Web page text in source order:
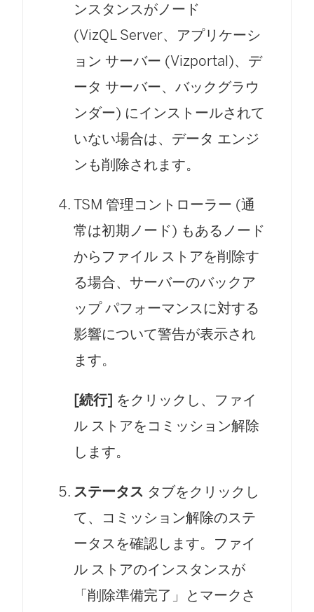
ンスタンスがノード
(VizQL Server、アプリケーシ
ョン サーバー (Vizportal)、デ
ータ サーバー、バックグラウ
ンダー) にインストールされて
いない場合は、データ エンジ
ンも削除されます。
TSM 管理コントローラー (通
常は初期ノード) もあるノード
からファイル ストアを削除す
る場合、サーバーのバックア
ップ パフォーマンスに対する
影響について警告が表示され
ます。
[続行] をクリックし、ファイ
ル ストアをコミッション解除
します。
ステータス タブをクリックし
て、コミッション解除のステ
ータスを確認します。ファイ
ル ストアのインスタンスが
「削除準備完了」とマークさ